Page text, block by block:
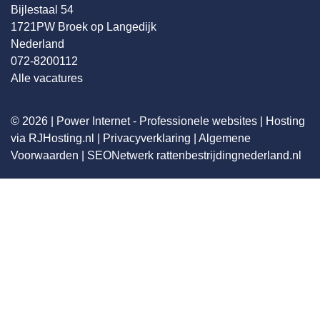
Bijlestaal 54
1721PW Broek op Langedijk
Nederland
072-8200112
Alle vacatures
© 2026 | Power Internet - Professionele websites
Hosting
via RJHosting.nl
Privacyverklaring
Algemene
Voorwaarden
SEONetwerk rattenbestrijdingnederland.nl